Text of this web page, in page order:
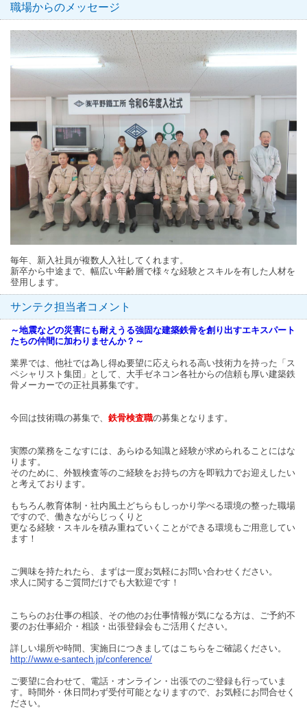
職場からのメッセージ
毎年、新入社員が複数人入社してくれます。
新卒から中途まで、幅広い年齢層で様々な経験とスキルを有した人材を
登用します。
サンテク担当者コメント
～地震などの災害にも耐えうる強固な建築鉄骨を創り出すエキスパート
たちの仲間に加わりませんか？～
業界では、他社では為し得ぬ要望に応えられる高い技術力を持った「ス
ペシャリスト集団」として、大手ゼネコン各社からの信頼も厚い建築鉄
骨メーカーでの正社員募集です。
今回は技術職の募集で、 鉄骨検査職の募集となります。
実際の業務をこなすには、あらゆる知識と経験が求められることにはな
ります。
そのために、外観検査等のご経験をお持ちの方を即戦力でお迎えしたい
と考えております。
もちろん教育体制・社内風土どちらもしっかり学べる環境の整った職場
ですので、働きながらじっくりと
更なる経験・スキルを積み重ねていくことができる環境もご用意してい
ます！
ご興味を持たれたら、まずは一度お気軽にお問い合わせください。
求人に関するご質問だけでも大歓迎です！
こちらのお仕事の相談、その他のお仕事情報が気になる方は、ご予約不
要のお仕事紹介・相談・出張登録会もご活用ください。
詳しい場所や時間、実施日につきましてはこちらをご確認ください。
http://www.e-santech.jp/conference/
ご要望に合わせて、電話・オンライン・出張でのご登録も行っていま
す。時間外・休日問わず受付可能となりますので、お気軽にお問合せく
ださい。